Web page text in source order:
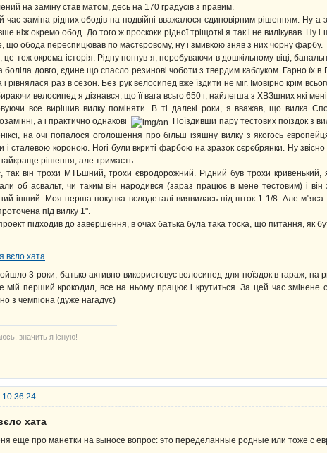
на заміну став матом, десь на 170 градусів з правим.
час заміна рідних ободів на подвійні вважалося єдиновірним рішенням. Ну
ніж окремо обод. До того ж проскоки рідної тріщоткі я так і не вилікував. Ну
що обода переспицював по мастєровому, ну і змивкою зняв з них чорну фарбу.
це теж окрема історія. Рідну погнув я, перебуваючи в дошкільному віці,
боліла довго, єдине що спасло резинові чоботи з твердим каблуком. Гарно їх в
і рівнялася раз в сезон. Без рук велосипед вже їздити не міг. Імовірно крім
велосипед я дізнався, що її вага всьго 650 г, найлегша з ХВЗшних які
все вирішив вилку поміняти. В ті далекі роки, я вважав, що вилка
а і практично однакові
Поїздивши пару тестових поїздок з
на очі попалося оголошення про більш ізяшну вилку з якогось
і сталевою короною. Ногі були вкриті фарбою на зразок сєрєбрянки. Ну звісно
рішення, але тримаєть.
так він трохи МТБшний, трохи євродорожний. Рідний був трохи кривенький,
об асвальт, чи таким він народився (зараз працює в мене тестовим) і
інший. Моя перша покупка вєлодеталі виявилась під шток 1 1/8. Але
під вилку 1".
підходив до завершення, в очах батька була така тоска, що питання, як
3 роки, батько активно використовує велосипед для поїздок в гараж, на
мій перший крокодил, все на ньому працює і крутиться. За цей час змінене
з чемпіона (дуже нагадує)
значить я існую!
хата
еще про манетки на выносе вопрос: это переделанные родные или тоже с